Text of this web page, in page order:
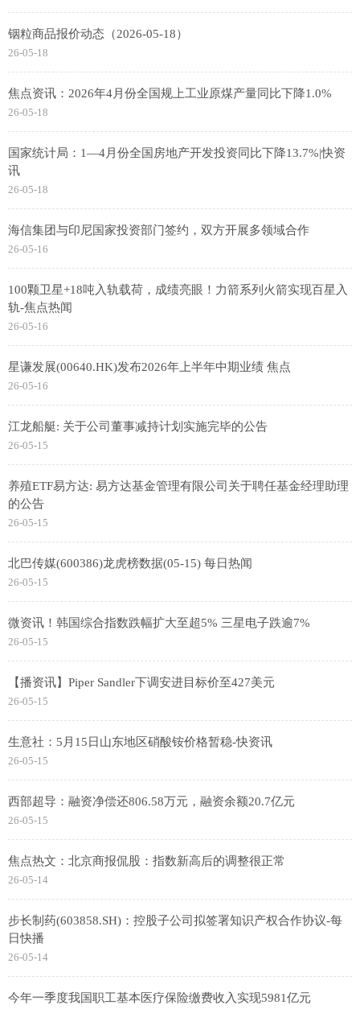
铟粒商品报价动态（2026-05-18）
26-05-18
焦点资讯：2026年4月份全国规上工业原煤产量同比下降1.0%
26-05-18
国家统计局：1—4月份全国房地产开发投资同比下降13.7%|快资
讯
26-05-18
海信集团与印尼国家投资部门签约，双方开展多领域合作
26-05-16
100颗卫星+18吨入轨载荷，成绩亮眼！力箭系列火箭实现百星入
轨-焦点热闻
26-05-16
星谦发展(00640.HK)发布2026年上半年中期业绩 焦点
26-05-16
江龙船艇: 关于公司董事减持计划实施完毕的公告
26-05-15
养殖ETF易方达: 易方达基金管理有限公司关于聘任基金经理助理
的公告
26-05-15
北巴传媒(600386)龙虎榜数据(05-15) 每日热闻
26-05-15
微资讯！韩国综合指数跌幅扩大至超5% 三星电子跌逾7%
26-05-15
【播资讯】Piper Sandler下调安进目标价至427美元
26-05-15
生意社：5月15日山东地区硝酸铵价格暂稳-快资讯
26-05-15
西部超导：融资净偿还806.58万元，融资余额20.7亿元
26-05-15
焦点热文：北京商报侃股：指数新高后的调整很正常
26-05-14
步长制药(603858.SH)：控股子公司拟签署知识产权合作协议-每
日快播
26-05-14
今年一季度我国职工基本医疗保险缴费收入实现5981亿元